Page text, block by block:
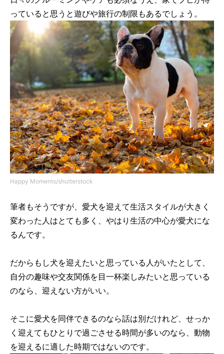
っていると思うと遊びや旅行の制限もあるでしょう。
Happy Moments/shutterstock
筆者もそうですが、愛犬を迎えて生活スタイルが大きく
変わった人はとても多く、やはり生活の中心が愛犬にな
るんです。
だからもし犬を迎えたいと思っている人がいたとして、
自分の趣味や交友関係を目一杯楽しみたいと思っている
のなら、迎えない方がいい。
そこに愛犬を同伴できるのなら話は別だけれど、せっか
く迎えてもひとりで過ごさせる時間が多いのなら、動物
を迎えるに適した時期ではないのです。